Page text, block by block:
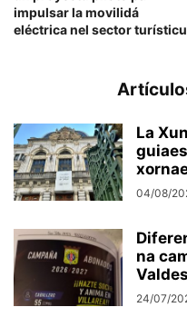
impulsar la movilidá
eléctrica nel sector turísticu
La
04/08/
na
24/07/